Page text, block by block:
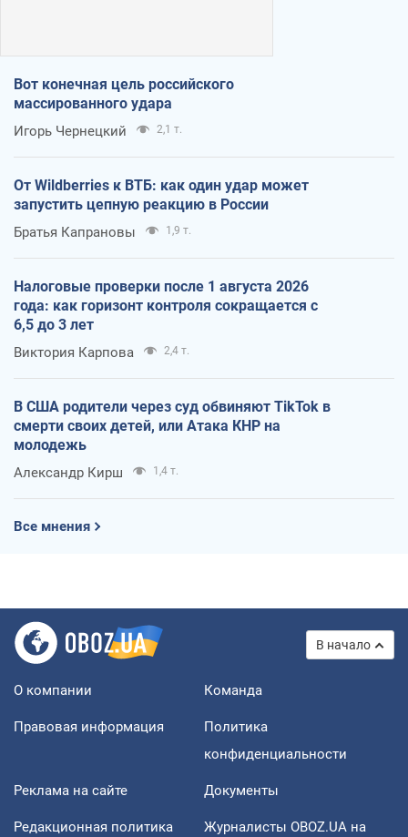
Вот конечная цель российского
массированного удара
Игорь Чернецкий 2,1 т.
От Wildberries к ВТБ: как один удар может
запустить цепную реакцию в России
Братья Капрановы 1,9 т.
Налоговые проверки после 1 августа 2026
года: как горизонт контроля сокращается с
6,5 до 3 лет
Виктория Карпова 2,4 т.
В США родители через суд обвиняют TikTok в
смерти своих детей, или Атака КНР на
молодежь
Александр Кирш 1,4 т.
Все мнения
В начало
О компании Команда
Правовая информация
Политика
конфиденциальности
Реклама на сайте Документы
Редакционная политика
Журналисты OBOZ.UA на